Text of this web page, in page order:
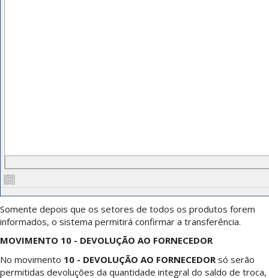
Somente depois que os setores de todos os produtos forem
informados, o sistema permitirá confirmar a transferência.
MOVIMENTO 10 - DEVOLUÇÃO AO FORNECEDOR
No movimento 10 - DEVOLUÇÃO AO FORNECEDOR só serão
permitidas devoluções da quantidade integral do saldo de troca,